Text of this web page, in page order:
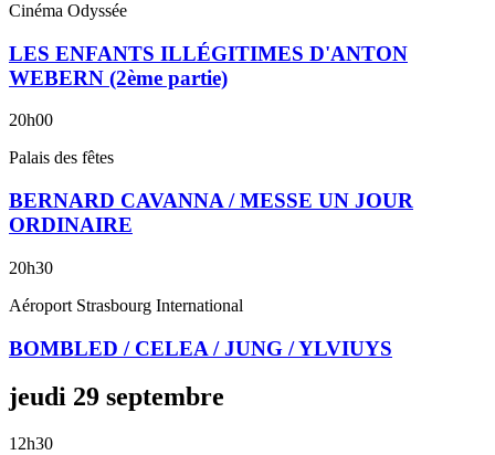
Cinéma Odyssée
LES ENFANTS ILLÉGITIMES D'ANTON
WEBERN (2ème partie)
20h00
Palais des fêtes
BERNARD CAVANNA / MESSE UN JOUR
ORDINAIRE
20h30
Aéroport Strasbourg International
BOMBLED / CELEA / JUNG / YLVIUYS
jeudi 29 septembre
12h30